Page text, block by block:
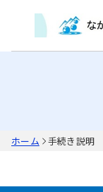
ホーム 手続き説明